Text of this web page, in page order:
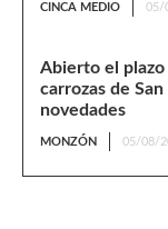
CINCA MEDIO 05/
Abierto el
carrozas de
novedades
MONZÓN 05/08/